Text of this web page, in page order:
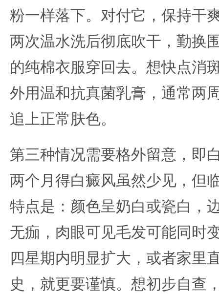
粉一样落下。对付它，保持干
两次温水洗后彻底吹干，勤换
的纯棉衣服穿回去。想快点消
外用温和抗真菌乳膏，通常两
追上正常肤色。
第三种情况需要格外留意，即
两个月得白癜风虽然少见，但
特点是：颜色呈奶白或瓷白，
无痂，肉眼可见毛发可能同时
四星期内明显扩大，或者家里
史，就更要谨慎。想初步自查